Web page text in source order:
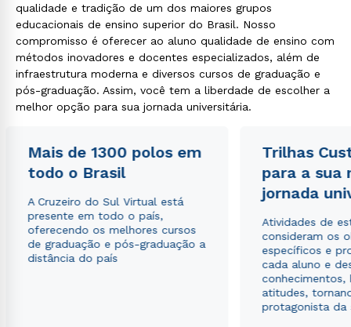
qualidade e tradição de um dos maiores grupos
educacionais de ensino superior do Brasil. Nosso
compromisso é oferecer ao aluno qualidade de ensino com
métodos inovadores e docentes especializados, além de
infraestrutura moderna e diversos cursos de graduação e
pós-graduação. Assim, você tem a liberdade de escolher a
melhor opção para sua jornada universitária.
Mais de 1300 polos em
todo o Brasil
A Cruzeiro do Sul Virtual está
presente em todo o país,
oferecendo os melhores cursos
de graduação e pós-graduação a
distância do país
Trilhas
para a sua
jornada
Atividades de
consideram os
específicos e
cada aluno e
conhecimentos,
atitudes,
protagonista da